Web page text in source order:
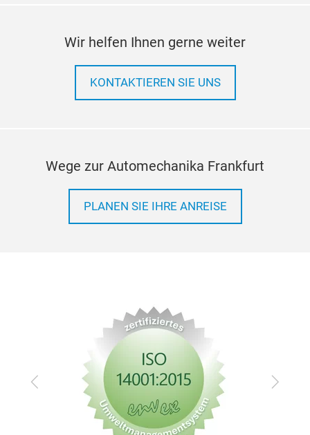
Wir helfen Ihnen gerne weiter
KONTAKTIEREN SIE UNS
Wege zur Automechanika Frankfurt
PLANEN SIE IHRE ANREISE
Zurück Vor